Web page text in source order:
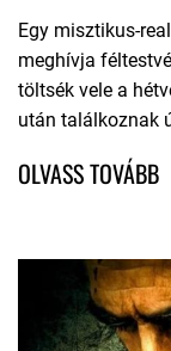
Egy misztikus-
meghívja
töltsék vele a
után találkoznak